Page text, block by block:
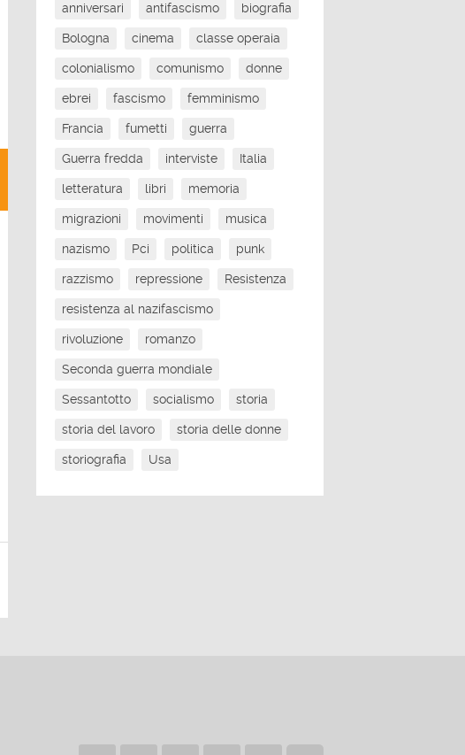
anniversari antifascismo biografia
Bologna cinema classe operaia
colonialismo comunismo donne
ebrei fascismo femminismo
Francia fumetti guerra
Guerra fredda interviste Italia
letteratura libri memoria
migrazioni movimenti musica
nazismo Pci politica punk
razzismo repressione Resistenza
resistenza al nazifascismo
rivoluzione romanzo
Seconda guerra mondiale
Sessantotto socialismo storia
storia del lavoro storia delle donne
storiografia Usa